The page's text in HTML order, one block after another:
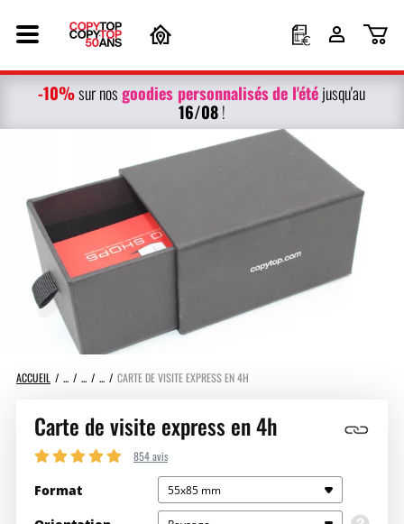
-10%sur nosgoodies personnalisésde l'étéjusqu'au
16/08!
ACCUEIL CARTE DE VISITE EXPRESS EN 4H
Carte de visite express en 4h
854 avis
Format 55x85 mm